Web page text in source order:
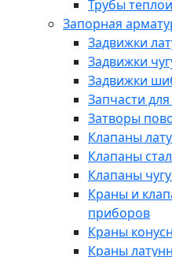
Трубы
Запорная
Задвижки
Задвижки
Задвижки
Запчасти
Затворы
Клапаны
Клапаны
Клапаны
Краны и
приборов
Краны
Краны